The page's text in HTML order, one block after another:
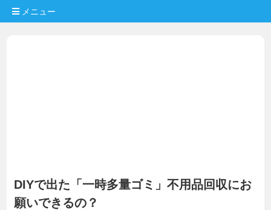
メニュー
DIYで出た「一時多量ゴミ」不用品回収にお
願いできるの？